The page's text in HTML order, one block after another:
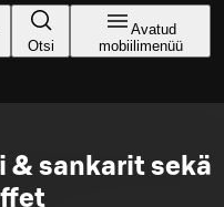
Otsi
Avatud
mobiilimenüü
& sankarit sekä